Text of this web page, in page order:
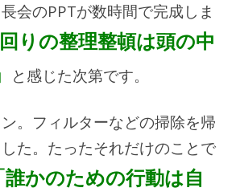
会のPPTが数時間で完成しま
回りの整理整頓は頭の中
と感じた次第です。
。フィルターなどの掃除を帰
た。たったそれだけのことで
誰かのための行動は自